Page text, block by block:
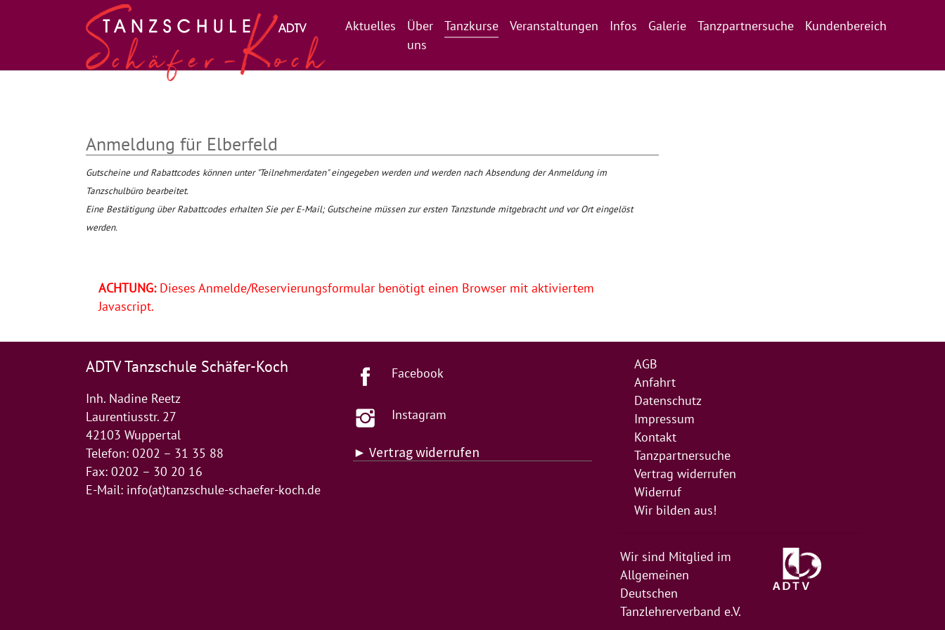
Aktuelles
Über
uns
Tanzkurse Veranstaltungen Infos Galerie Tanzpartnersuche Kundenbereich
Anmeldung für Elberfeld
Gutscheine und Rabattcodes können unter "Teilnehmerdaten" eingegeben werden und werden nach Absendung der Anmeldung im
Tanzschulbüro bearbeitet.
Eine Bestätigung über Rabattcodes erhalten Sie per E-Mail; Gutscheine müssen zur ersten Tanzstunde mitgebracht und vor Ort eingelöst
werden.
ACHTUNG:Dieses Anmelde/Reservierungsformular benötigt einen Browser mit aktiviertem
Javascript.
ADTV Tanzschule Schäfer-Koch
Inh. Nadine Reetz
Laurentiusstr. 27
42103 Wuppertal
Telefon: 0202 – 31 35 88
Fax: 0202 – 30 20 16
E-Mail: info(at)tanzschule-schaefer-koch.de
Facebook
Instagram
► Vertrag widerrufen
AGB
Anfahrt
Datenschutz
Impressum
Kontakt
Tanzpartnersuche
Vertrag widerrufen
Widerruf
Wir bilden aus!
Wir sind Mitglied im
Allgemeinen
Deutschen
Tanzlehrerverband e.V.